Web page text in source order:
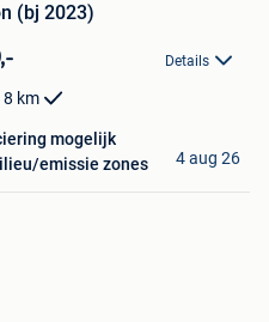
(bj 2023)
Details
km
mogelijk
emissie zones
4 aug 26